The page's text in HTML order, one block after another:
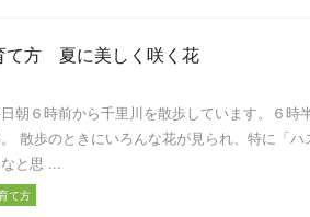
て方 夏に美しく咲く花
朝６時前から千里川を散歩しています。６時
散歩のときにいろんな花が見られ、特に「
と思 ...
て方